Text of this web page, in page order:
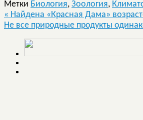
Метки Биология, Зоология,
« Найдена «Красная Дама»
Не все природные продукты